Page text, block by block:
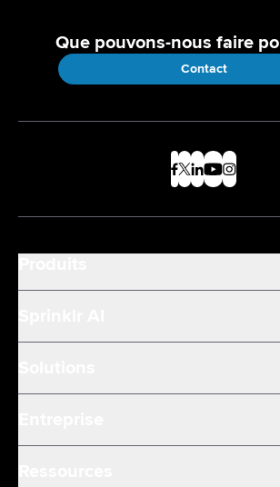
Que pouvons-nous faire
Contact